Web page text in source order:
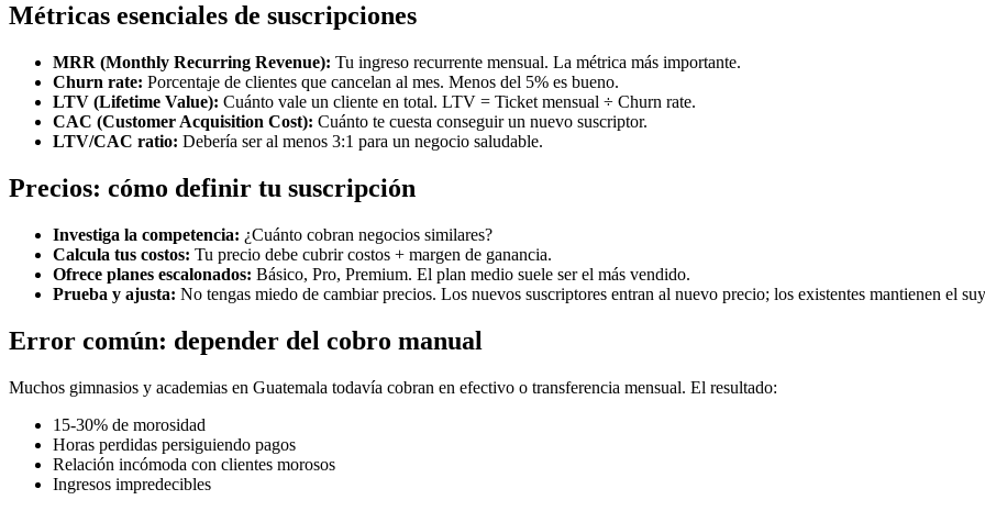
Métricas esenciales de suscripciones
MRR (Monthly Recurring Revenue): Tu ingreso recurrente mensual. La métrica más importante.
Churn rate: Porcentaje de clientes que cancelan al mes. Menos del 5% es bueno.
LTV (Lifetime Value): Cuánto vale un cliente en total. LTV = Ticket mensual ÷ Churn rate.
CAC (Customer Acquisition Cost): Cuánto te cuesta conseguir un nuevo suscriptor.
LTV/CAC ratio: Debería ser al menos 3:1 para un negocio saludable.
Precios: cómo definir tu suscripción
Investiga la competencia: ¿Cuánto cobran negocios similares?
Calcula tus costos: Tu precio debe cubrir costos + margen de ganancia.
Ofrece planes escalonados: Básico, Pro, Premium. El plan medio suele ser el más vendido.
Prueba y ajusta: No tengas miedo de cambiar precios. Los nuevos suscriptores entran al nuevo precio; los existentes mantienen el
Error común: depender del cobro manual
Muchos gimnasios y academias en Guatemala todavía cobran en efectivo o transferencia mensual. El resultado:
15-30% de morosidad
Horas perdidas persiguiendo pagos
Relación incómoda con clientes morosos
Ingresos impredecibles